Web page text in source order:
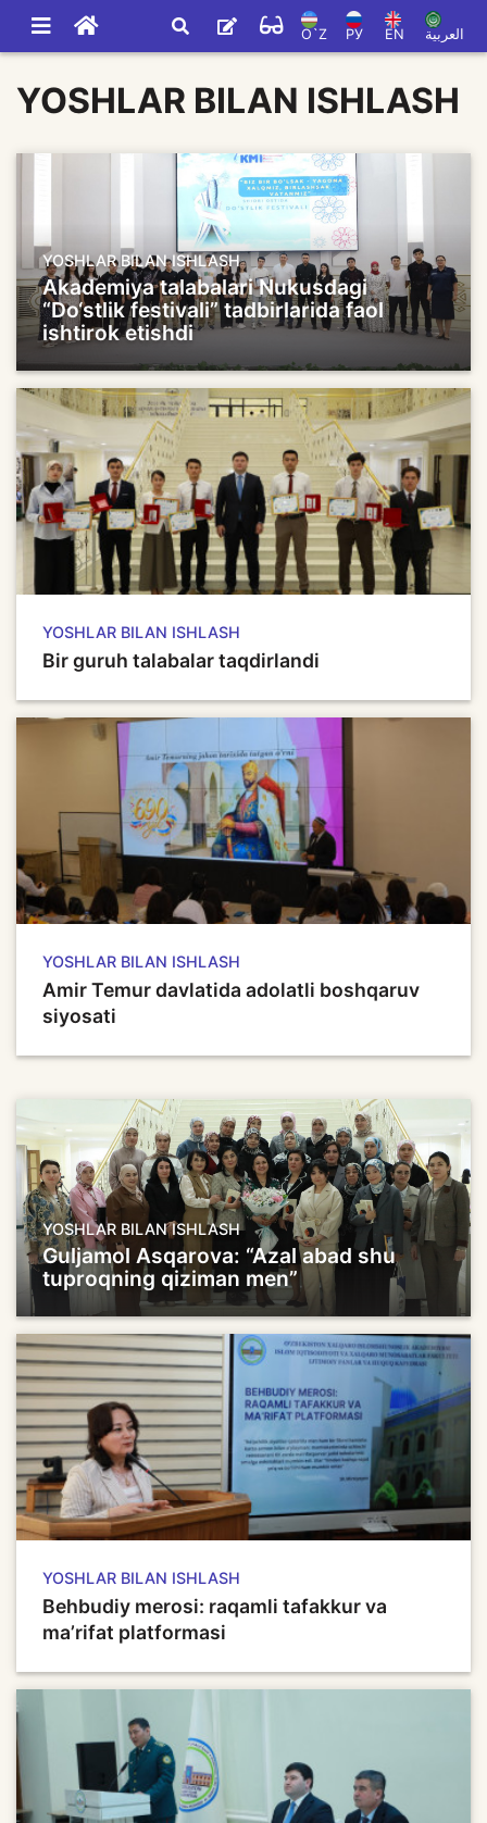
O`Z РУ EN العربية
YOSHLAR BILAN ISHLASH
YOSHLAR BILAN ISHLASH
Akademiya talabalari Nukusdagi
“Do‘stlik festivali” tadbirlarida faol
ishtirok etishdi
YOSHLAR BILAN ISHLASH
Bir guruh talabalar taqdirlandi
YOSHLAR BILAN ISHLASH
Amir Temur davlatida adolatli boshqaruv
siyosati
YOSHLAR BILAN ISHLASH
Guljamol Asqarova: “Azal abad shu
tuproqning qiziman men”
YOSHLAR BILAN ISHLASH
Behbudiy merosi: raqamli tafakkur va
ma’rifat platformasi